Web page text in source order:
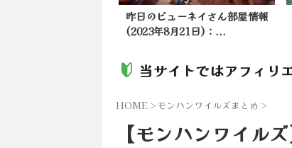
昨日のビューネイさん部屋情報
(2023年8月21日)：...
当サイトではアフィリ
HOME >モンハンワイルズまとめ >
【モンハンワイル